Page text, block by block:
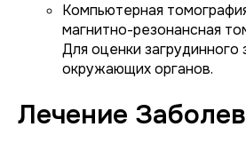
Компьютерная
магнитно-резонансная
Для оценки загрудинного
окружающих органов.
Лечение